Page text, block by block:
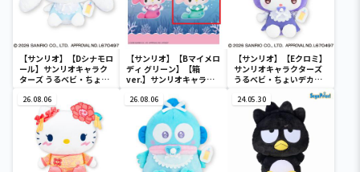
【サンリオ】【Dシナモロ
ール】サンリオキャラク
ターズ うるベビ・ちょい
【サンリオ】【Bマイメロ
ディ グリーン】【箱
ver.】サンリオキャラク
SOFVIMATES～マイメロ
ディ マーメイドver. ～
【サンリオ】【Eクロミ】
サンリオキャラクターズ
うるベビ・ちょいデカド
26.08.06 26.08.06 24.05.30